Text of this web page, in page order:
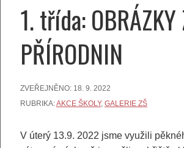
1. třída: OBRÁZKY
PŘÍRODNIN
ZVEŘEJNĚNO: 18. 9. 2022
RUBRIKA:AKCE ŠKOLY, GALERIE ZŠ
V úterý 13.9. 2022 jsme využili